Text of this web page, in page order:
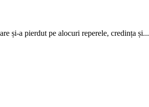
și-a pierdut pe alocuri repere­le, credința și...